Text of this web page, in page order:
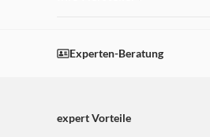
Einstellungen anpassen
Experten-Beratung
expert Vorteile